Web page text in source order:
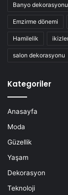
Banyo dekorasyonu
Emzirme dönemi
Hamilelik
salon dekorasyonu
Kategoriler
Anasayfa
Moda
Güzellik
Yaşam
Dekorasyon
Teknoloji